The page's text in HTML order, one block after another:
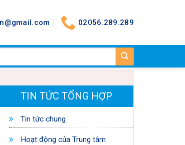
02056.289.289
TIN TỨC TỔNG HỢP
Tin tức chung
Hoạt động của Trung tâm